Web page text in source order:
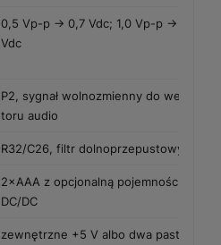
0,5 Vp-p → 0,7 Vdc; 1,0 Vp-p → 1,0
Vdc
P2, sygnał wolnozmienny do wejścia
toru audio
R32/C26, filtr dolnoprzepustowy około
2×AAA z opcjonalną pojemnościową
DC/DC
zewnętrzne +5 V albo dwa